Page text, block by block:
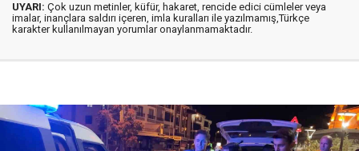
UYARI: Çok uzun metinler, küfür, hakaret, rencide edici cümleler veya
imalar, inançlara saldırı içeren, imla kuralları ile yazılmamış,Türkçe
karakter kullanılmayan yorumlar onaylanmamaktadır.